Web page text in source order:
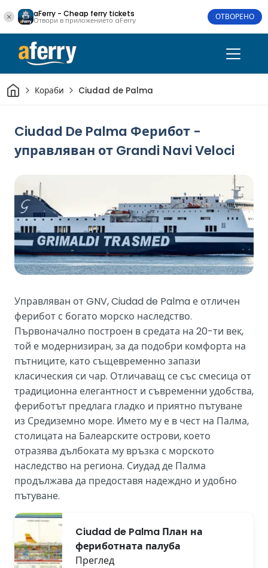
aFerry - Cheap ferry tickets
Отвори в приложението aFerry ОТВОРЕНО
Начало
Кораби Ciudad de Palma
Ciudad De Palma Ферибот -
управляван от Grandi Navi Veloci
Управляван от GNV, Ciudad de Palma е отличен
ферибот с богато морско наследство.
Първоначално построен в средата на 20-ти век,
той е модернизиран, за да подобри комфорта на
пътниците, като същевременно запази
класическия си чар. Отличаващ се със смесица от
традиционна елегантност и съвременни удобства,
фериботът предлага гладко и приятно пътуване
из Средиземно море. Името му е в чест на Палма,
столицата на Балеарските острови, което
отразява дълбоката му връзка с морското
наследство на региона. Сиудад де Палма
продължава да предоставя надеждно и удобно
пътуване.
Ciudad de Palma План на
фериботната палуба
Преглед